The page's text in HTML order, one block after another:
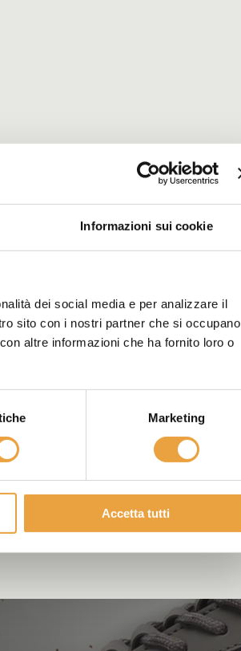
Informazioni sui cookie
dei social media e per analizzare il
sito con i nostri partner che si occupano
altre informazioni che ha fornito loro o
Marketing
Accetta tutti